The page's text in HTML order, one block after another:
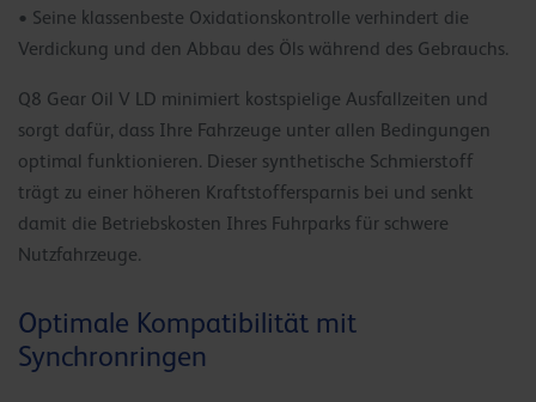
• Seine klassenbeste Oxidationskontrolle verhindert die
Verdickung und den Abbau des Öls während des Gebrauchs.
Q8 Gear Oil V LD minimiert kostspielige Ausfallzeiten und
sorgt dafür, dass Ihre Fahrzeuge unter allen Bedingungen
optimal funktionieren. Dieser synthetische Schmierstoff
trägt zu einer höheren Kraftstoffersparnis bei und senkt
damit die Betriebskosten Ihres Fuhrparks für schwere
Nutzfahrzeuge.
Optimale Kompatibilität mit
Synchronringen